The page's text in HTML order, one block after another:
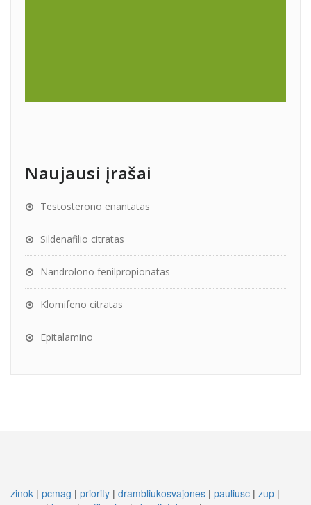
Naujausi įrašai
Testosterono enantatas
Sildenafilio citratas
Nandrolono fenilpropionatas
Klomifeno citratas
Epitalamino
zinok | pcmag | priority | drambliukosvajones | pauliusc | zup |